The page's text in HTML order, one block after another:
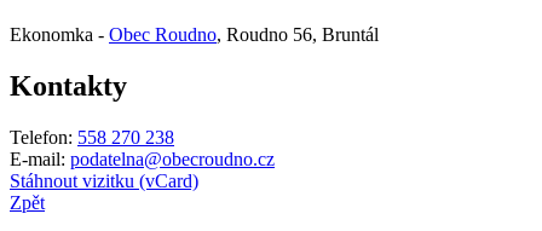
Ekonomka - Obec Roudno, Roudno 56, Bruntál
Kontakty
Telefon: 558 270 238
E-mail: podatelna@obecroudno.cz
Stáhnout vizitku (vCard)
Zpět